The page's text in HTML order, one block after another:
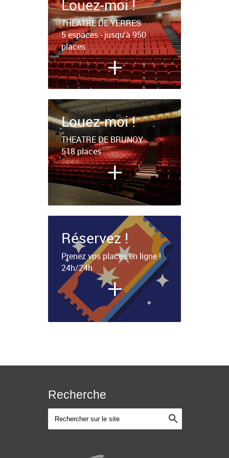
Louez-moi !
THEATRE DE YERRES
5 espaces - jusqu'à 950
places
+
Louez-moi !
THEATRE DE BRUNOY
518 places
+
Réservez !
Prenez vos places en ligne !
24h/24h
+
Recherche